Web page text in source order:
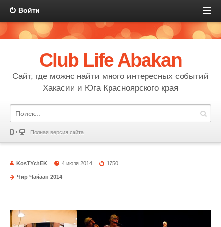
Войти
Club Life Abakan
Сайт, где можно найти много интересных событий
Хакасии и Юга Красноярского края
Полная версия сайта
KosTYchEK 4 июля 2014 1750
Чир Чайаан 2014